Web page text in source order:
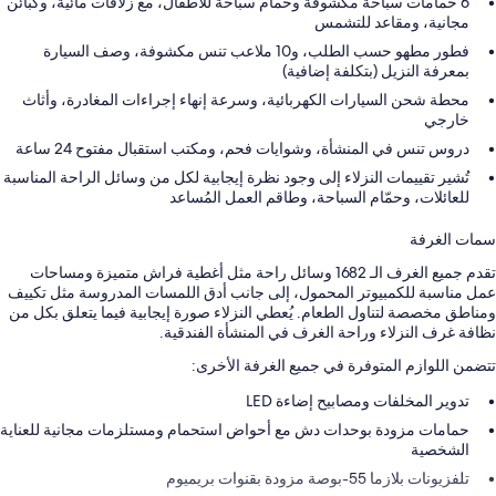
مجانية، ومقاعد للتشمس
فطور مطهو حسب الطلب، و10 ملاعب تنس مكشوفة، وصف السيارة
بمعرفة النزيل (بتكلفة إضافية)
محطة شحن السيارات الكهربائية، وسرعة إنهاء إجراءات المغادرة، وأثاث
خارجي
دروس تنس في المنشأة، وشوايات فحم، ومكتب استقبال مفتوح 24 ساعة
تُشير تقييمات النزلاء إلى وجود نظرة إيجابية لكل من وسائل الراحة المناسبة
للعائلات، وحمّام السباحة، وطاقم العمل المُساعد
سمات الغرفة
تقدم جميع الغرف الـ 1682 وسائل راحة مثل أغطية فراش متميزة ومساحات
عمل مناسبة للكمبيوتر المحمول، إلى جانب أدق اللمسات المدروسة مثل تكييف
ومناطق مخصصة لتناول الطعام. يُعطي النزلاء صورة إيجابية فيما يتعلق بكل من
نظافة غرف النزلاء وراحة الغرف في المنشأة الفندقية.
تتضمن اللوازم المتوفرة في جميع الغرفة الأخرى:
تدوير المخلفات ومصابيح إضاءة LED
حمامات مزودة بوحدات دش مع أحواض استحمام ومستلزمات مجانية للعناية
الشخصية
تلفزيونات بلازما 55-بوصة مزودة بقنوات بريميوم